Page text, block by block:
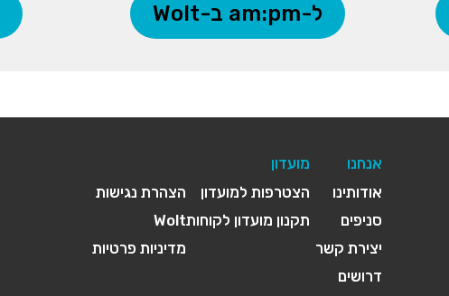
ל-am:pm ב-Wolt
אנחנו
אודותינו
סניפים
יצירת קשר
דרושים
מועדון
הצטרפות למועדון
תקנון מועדון לקוחות
הצהרת נגישות
Wolt
מדיניות פרטיות